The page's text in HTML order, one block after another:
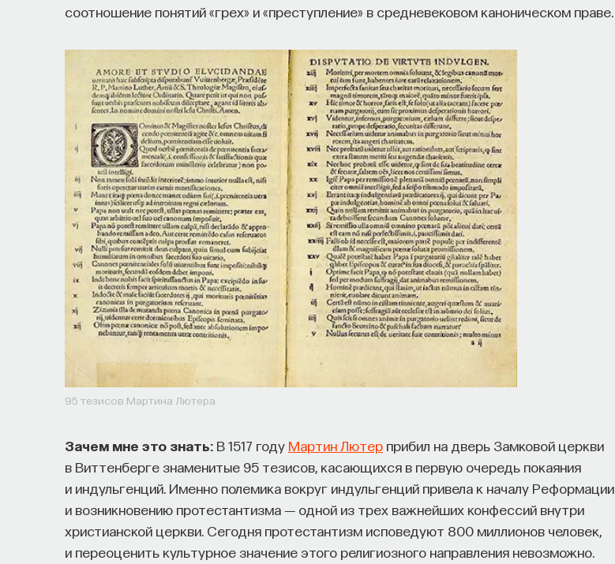
соотношение понятий «грех» и «преступление» в средневековом каноническом праве.
95 тезисов Мартина Лютера
Зачем мне это знать: В 1517 году Мартин Лютер прибил на дверь Замковой церкви
в Виттенберге знаменитые 95 тезисов, касающихся в первую очередь покаяния
и индульгенций. Именно полемика вокруг индульгенций привела к началу Реформации
и возникновению протестантизма ― одной из трех важнейших конфессий внутри
христианской церкви. Сегодня протестантизм исповедуют 800 миллионов человек,
и переоценить культурное значение этого религиозного направления невозможно.